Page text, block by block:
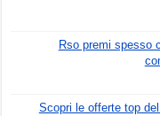
Rso premi spesso
Scopri le offerte top